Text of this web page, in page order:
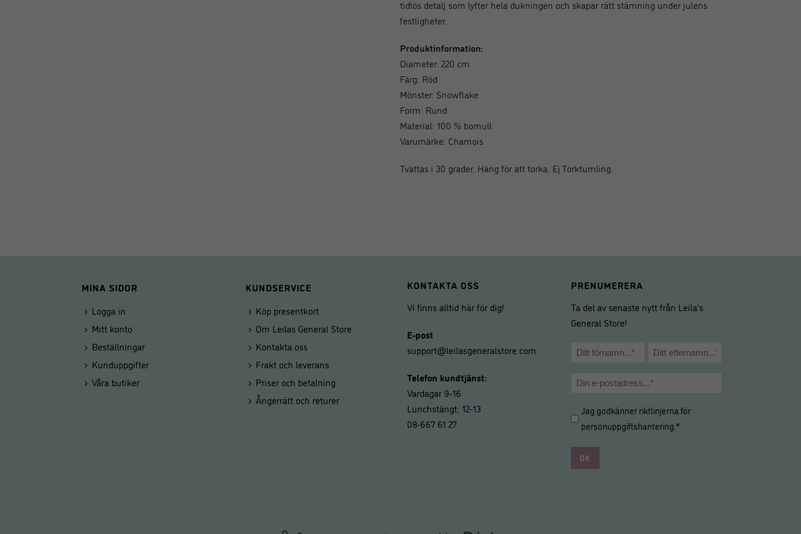
tidlös detalj som lyfter hela dukningen och skapar rätt stämning under julens
festligheter.
Produktinformation:
Diameter: 220 cm
Färg: Röd
Mönster: Snowflake
Form: Rund
Material: 100 % bomull
Varumärke: Chamois
Tvättas i 30 grader. Häng för att torka. Ej Torktumling.
MINA SIDOR
Logga in
Mitt konto
Beställningar
Kunduppgifter
Våra butiker
KUNDSERVICE
Köp presentkort
Om Leilas General Store
Kontakta oss
Frakt och leverans
Priser och betalning
Ångerrätt och returer
KONTAKTA OSS
Vi finns alltid här för dig!
E-post
support@leilasgeneralstore.com
Telefon kundtjänst:
Vardagar 9-16
Lunchstängt: 12-13
08-667 61 27
PRENUMERERA
Ta del av senaste nytt från Leila’s
General Store!
Namn
E-
Hantering
av
*
Jag godkänner riktlinjerna för
personuppgiftshantering .*